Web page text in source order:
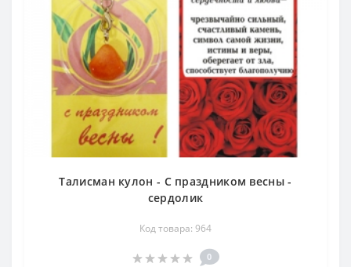
Талисман кулон - С праздником весны -
сердолик
Код товара: 964
0